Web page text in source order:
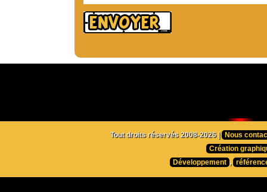
Tout droits réservés 2008-2026 |
Nous
Création
Développement ,